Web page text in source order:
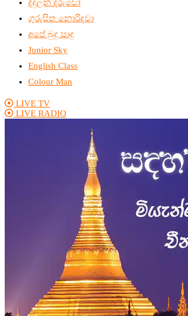
දිදුලන දරුවෝ
ගුරුසිත නොරිදවා
අපේ බුදු සාදු
Junior Sky
English Class
Colour Man
LIVE TV
LIVE RADIO